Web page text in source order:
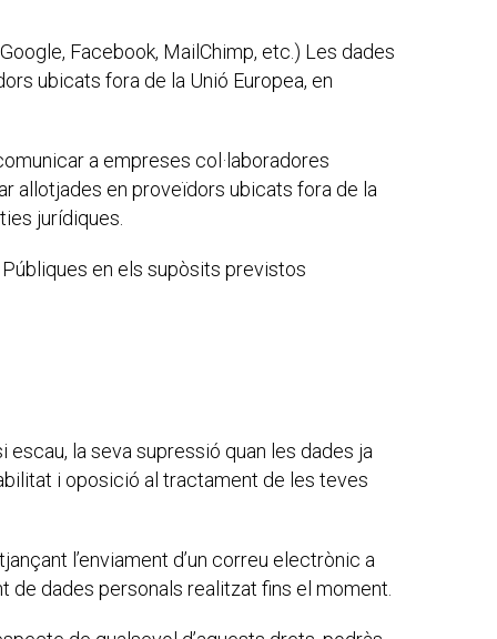
Facebook, MailChimp, etc.) Les dades
ubicats fora de la Unió Europea, en
a empreses col·laboradores
allotjades en proveïdors ubicats fora de la
jurídiques.
en els supòsits previstos
la seva supressió quan les dades ja
i oposició al tractament de les teves
l’enviament d’un correu electrònic a
dades personals realitzat fins el moment.